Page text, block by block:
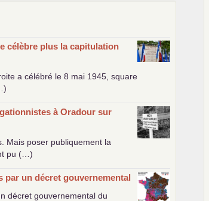
célèbre plus la capitulation
a célébré le 8 mai 1945, square
à Oradour sur
Mais poser publiquement la
pu (…)
par un décret gouvernemental
décret gouvernemental du